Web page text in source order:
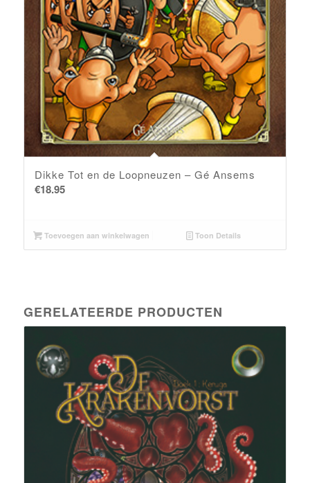
Dikke Tot en de Loopneuzen – Gé Ansems
€18.95
Toevoegen aan winkelwagen Toon Details
GERELATEERDE PRODUCTEN